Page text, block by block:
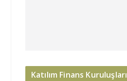
Katılım Finans Kuruluşları